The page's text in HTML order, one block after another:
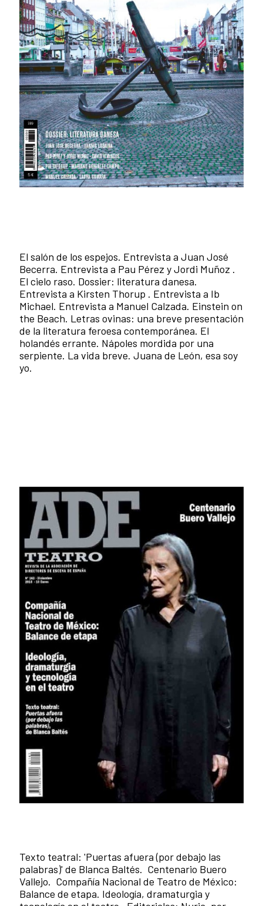
El salón de los espejos. Entrevista a Juan José
Becerra. Entrevista a Pau Pérez y Jordi Muñoz .
El cielo raso. Dossier: literatura danesa.
Entrevista a Kirsten Thorup . Entrevista a Ib
Michael. Entrevista a Manuel Calzada. Einstein on
the Beach. Letras ovinas: una breve presentación
de la literatura feroesa contemporánea. El
holandés errante. Nápoles mordida por una
serpiente. La vida breve. Juana de León, esa soy
yo.
Texto teatral: 'Puertas afuera (por debajo las
palabras)' de Blanca Baltés. Centenario Buero
Vallejo. Compañía Nacional de Teatro de México:
Balance de etapa. Ideología, dramaturgia y